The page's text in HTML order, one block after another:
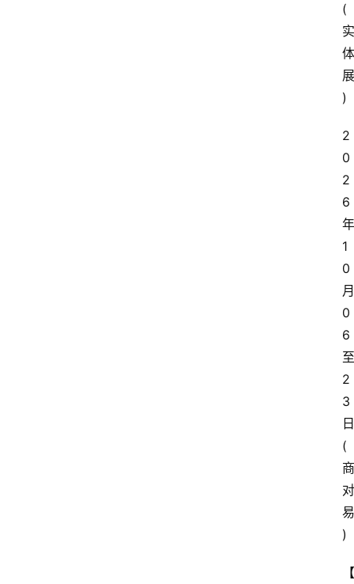
(
实
体
展
)
2
0
2
6
年
1
0
月
0
6
至
2
3
日
(
商
对
易
)
【